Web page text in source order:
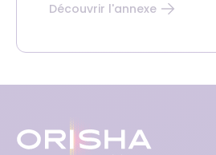
Découvrir l'annexe